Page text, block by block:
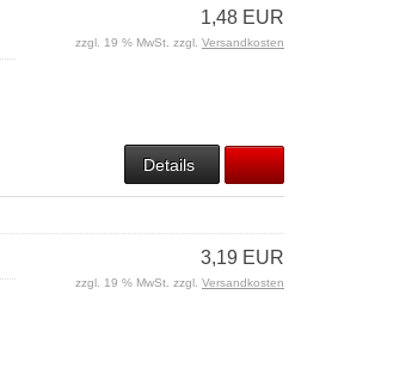
1,48 EUR
zzgl. 19 % MwSt. zzgl. Versandkosten
Details
3,19 EUR
zzgl. 19 % MwSt. zzgl. Versandkosten